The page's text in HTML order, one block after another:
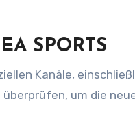
SPORTS
Kanäle,
überprüfen, um die